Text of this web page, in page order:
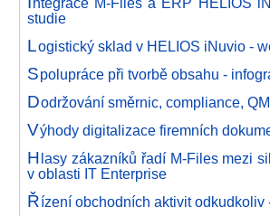
studie
Logistický sklad v HELIOS iNuvio -
Spolupráce při tvorbě obsahu -
Dodržování směrnic, compliance,
Výhody digitalizace firemních
Hlasy zákazníků řadí M-Files mezi
v oblasti IT Enterprise
Řízení obchodních aktivit odkudkoliv